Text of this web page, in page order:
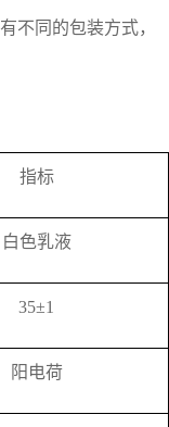
有不同的包装方式，
指标
白色乳液
35±1
阳电荷